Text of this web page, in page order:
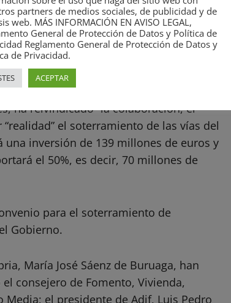
se licitará antes de finalizar
en 2027
ha reivindicado “la colaboración, el
el soterramiento de las vías del
inversión de 139 millones de euros y
el 50%, es decir, 70 millones de
para el soterramiento de
Gobierno.
María José Sáenz de Buruaga, han
consejero de Fomento, Vivienda,
el presidente de Adif, Luis Pedro
partners de medios sociales, de publicidad y de
web. MÁS INFORMACIÓN EN AVISO LEGAL,
General de Protección de Datos y Política de
Reglamento General de Protección de Datos y
de Privacidad.
ACEPTAR